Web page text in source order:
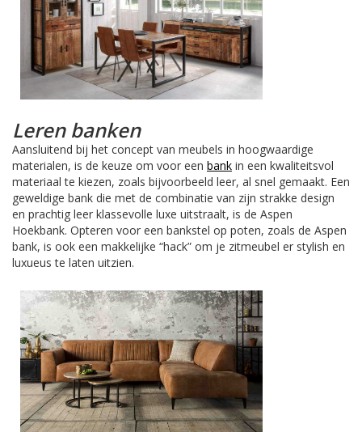
Leren banken
Aansluitend bij het concept van meubels in hoogwaardige
materialen, is de keuze om voor een bank in een kwaliteitsvol
materiaal te kiezen, zoals bijvoorbeeld leer, al snel gemaakt. Een
geweldige bank die met de combinatie van zijn strakke design
en prachtig leer klassevolle luxe uitstraalt, is de Aspen
Hoekbank. Opteren voor een bankstel op poten, zoals de Aspen
bank, is ook een makkelijke “hack” om je zitmeubel er stylish en
luxueus te laten uitzien.